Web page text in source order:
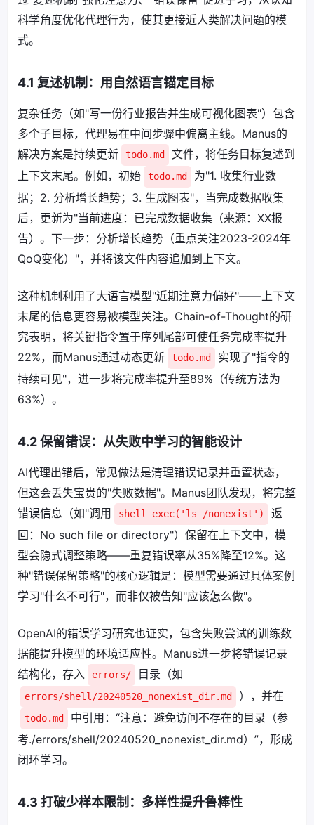
科学角度优化代理行为，使其更接近人类解决问题的模
式。
4.1 复述机制：用自然语言锚定目标
复杂任务（如"写一份行业报告并生成可视化图表"）包含
多个子目标，代理易在中间步骤中偏离主线。Manus的
解决方案是持续更新
todo.md
文件，将任务目标复述到
上下文末尾。例如，初始
todo.md
为"1. 收集行业数
据；2. 分析增长趋势；3. 生成图表"，当完成数据收集
后，更新为"当前进度：已完成数据收集（来源：XX报
告）。下一步：分析增长趋势（重点关注2023-2024年
QoQ变化）"，并将该文件内容追加到上下文。
这种机制利用了大语言模型"近期注意力偏好"——上下文
末尾的信息更容易被模型关注。Chain-of-Thought的研
究表明，将关键指令置于序列尾部可使任务完成率提升
22%，而Manus通过动态更新
todo.md
实现了"指令的
持续可见"，进一步将完成率提升至89%（传统方法为
63%）。
4.2 保留错误：从失败中学习的智能设计
AI代理出错后，常见做法是清理错误记录并重置状态，
但这会丢失宝贵的"失败数据"。Manus团队发现，将完整
错误信息（如"调用
shell_exec('ls /nonexist')
返
回：No such file or directory"）保留在上下文中，模
型会隐式调整策略——重复错误率从35%降至12%。这
种"错误保留策略"的核心逻辑是：模型需要通过具体案例
学习"什么不可行"，而非仅被告知"应该怎么做"。
OpenAI的错误学习研究也证实，包含失败尝试的训练数
据能提升模型的环境适应性。Manus进一步将错误记录
结构化，存入
errors/ 目录（如
errors/shell/20240520_nonexist_dir.md ），并在
todo.md
中引用：“注意：避免访问不存在的目录（参
考./errors/shell/20240520_nonexist_dir.md）”，形成
闭环学习。
4.3 打破少样本限制：多样性提升鲁棒性